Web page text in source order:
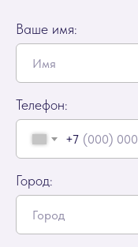
Ваше имя:
Телефон:
+7
Город: